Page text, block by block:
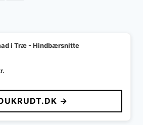
i Træ - Hindbærsnitte
pris
er:
24 kr..
→